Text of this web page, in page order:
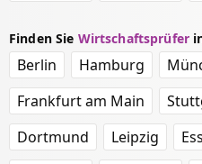
Finden Sie Wirtschaftsprüfer
Berlin Hamburg
Frankfurt am Main
Dortmund
Leipzig